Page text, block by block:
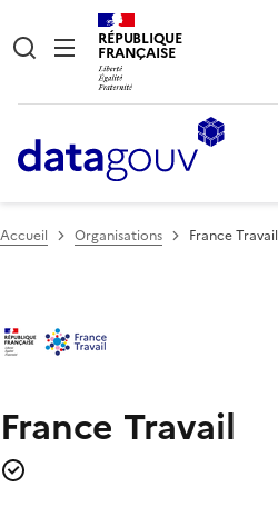
RÉPUBLIQUE
FRANÇAISE
Accueil Organisations France Travail
France Travail